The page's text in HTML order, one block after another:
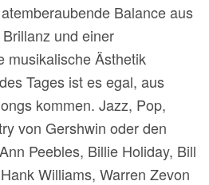
Balance aus
und einer
musikalische Ästhetik
Tages ist es egal, aus
kommen. Jazz, Pop,
von Gershwin oder den
Peebles, Billie Holiday, Bill
Williams, Warren Zevon